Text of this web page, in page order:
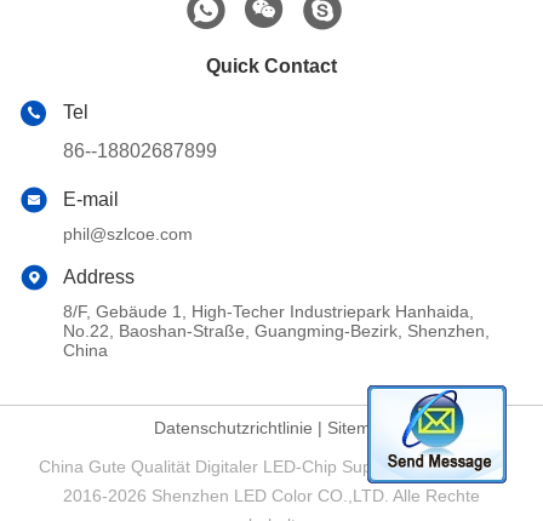
Quick Contact
Tel
86--18802687899
E-mail
phil@szlcoe.com
Address
8/F, Gebäude 1, High-Techer Industriepark Hanhaida,
No.22, Baoshan-Straße, Guangming-Bezirk, Shenzhen,
China
Datenschutzrichtlinie | Sitemap
China Gute Qualität Digitaler LED-Chip Supplier. Copyright ©
2016-2026 Shenzhen LED Color CO.,LTD. Alle Rechte